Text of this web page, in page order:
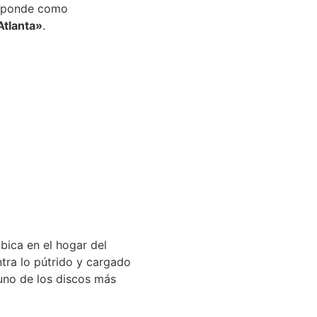
como
.
en el hogar del
lo pútrido y cargado
de los discos más